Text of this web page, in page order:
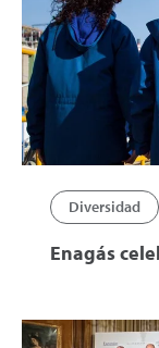
Diversidad
Enagás